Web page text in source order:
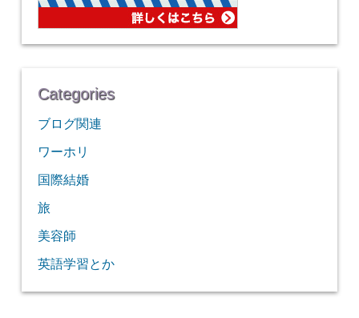
Categories
ブログ関連
ワーホリ
国際結婚
旅
美容師
英語学習とか